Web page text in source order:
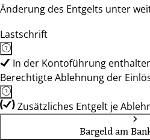
Änderung des Entgelts unter
Lastschrift
In der Kontoführung
Berechtigte Ablehnung der
Zusätzliches Entgelt je
Bargeld am